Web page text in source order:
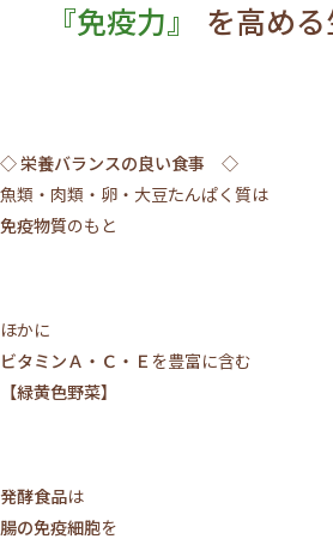
『免疫力』 を高め
◇ 栄養バランスの良い食事 ◇
魚類・肉類・卵・大豆たんぱく質は
免疫物質のもと
ほかに
ビタミンＡ・Ｃ・Ｅ を豊富に含む
【緑黄色野菜】
発酵食品は
腸の免疫細胞を